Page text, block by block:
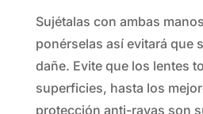
Sujétalas con ambas
ponérselas así evitará que
dañe. Evite que los lentes
superficies, hasta los
protección anti-rayas son